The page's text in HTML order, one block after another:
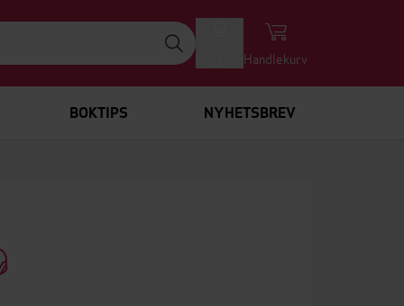
Handlekurv
BOKTIPS NYHETSBREV